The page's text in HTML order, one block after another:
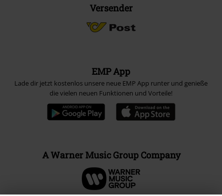
Versender
EMP App
Lade dir jetzt kostenlos unsere neue EMP App runter und genieße
die vielen neuen Funktionen und Vorteile!
A Warner Music Group Company